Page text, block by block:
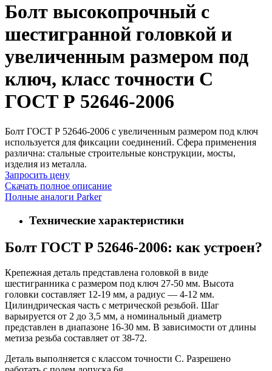
Болт высокопрочный с
шестигранной головкой и
увеличенным размером под
ключ, класс точности С
ГОСТ Р 52646-2006
Болт ГОСТ Р 52646-2006 с увеличенным размером под ключ
используется для фиксации соединений. Сфера применения
различна: стальные строительные конструкции, мосты,
изделия из металла.
Запросить цену
Скачать полное описание
Полные аналоги Parker
Технические характеристики
Болт ГОСТ Р 52646-2006: как устроен?
Крепежная деталь представлена головкой в виде
шестигранника с размером под ключ 27-50 мм. Высота
головки составляет 12-19 мм, а радиус — 4-12 мм.
Цилиндрическая часть с метрической резьбой. Шаг
варьируется от 2 до 3,5 мм, а номинальный диаметр
представлен в диапазоне 16-30 мм. В зависимости от длины
метиза резьба составляет от 38-72.
Деталь выполняется с классом точности С. Разрешено